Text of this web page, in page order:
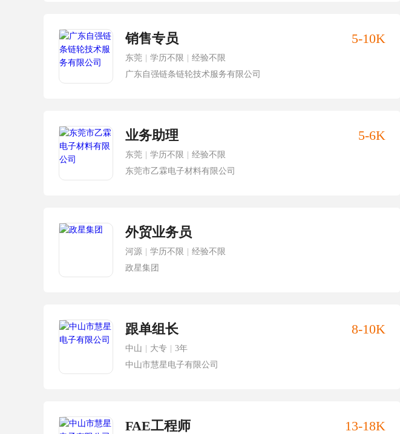
销售专员 5-10K
东莞 学历不限
经验不限
广东自强链条链轮技术服务有限公司
业务助理 5-6K
东莞 学历不限
经验不限
东莞市乙霖电子材料有限公司
外贸业务员
河源 学历不限
经验不限
政星集团
跟单组长 8-10K
中山 大专
3年
中山市慧星电子有限公司
FAE工程师 13-18K